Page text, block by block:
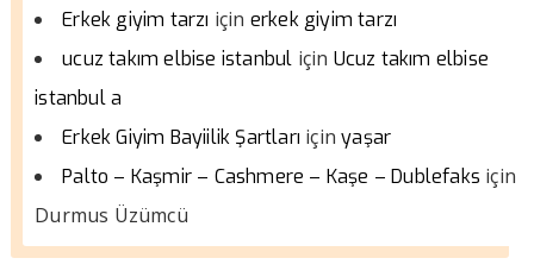
Erkek giyim tarzı için erkek giyim tarzı
ucuz takım elbise istanbul için Ucuz takım elbise
istanbul a
Erkek Giyim Bayiilik Şartları içinyaşar
Palto – Kaşmir – Cashmere – Kaşe – Dublefaks için
Durmus Üzümcü